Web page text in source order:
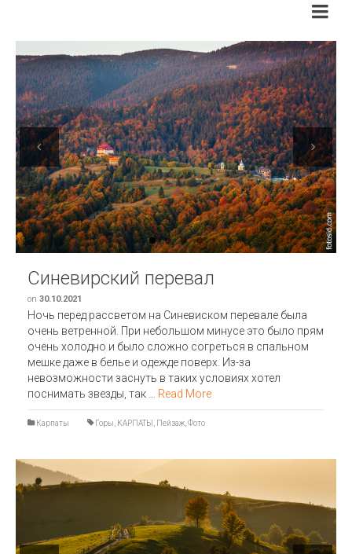
Previous Next
Синевирский перевал
on 30.10.2021
Ночь перед рассветом на Синевиском перевале была
очень ветренной. При небольшом минусе это было прям
очень холодно и было сложно согреться в спальном
мешке даже в белье и одежде поверх. Из-за
невозможности заснуть в таких условиях хотел
поснимать звезды, так … Read More
Карпаты Горы КАРПАТЫ Пейзаж Фото